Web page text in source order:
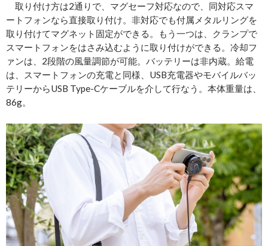
取り付け方は2通りで、マグセーフ対応なので、同対応スマ
ートフォンなら直接取り付け。非対応でも付属メタルリングを
取り付けてマグネット固定ができる。もう一つは、クランプで
スマートフォンをはさみ込むように取り付けができる。冷却フ
ァンは、2段階の風量調節が可能。バッテリーは非内蔵。給電
は、スマートフォンの充電と同様、USB充電器やモバイルバッ
テリーからUSB Type-Cケーブルを介して行なう。本体重量は、
86g。